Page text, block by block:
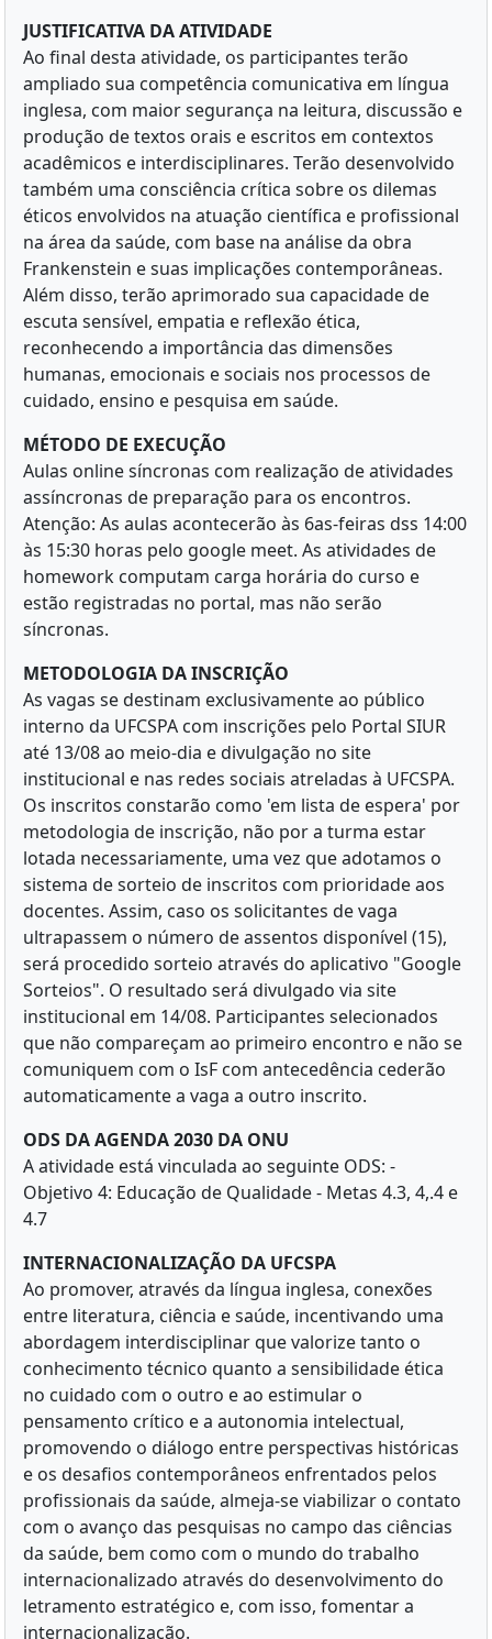
JUSTIFICATIVA DA ATIVIDADE
Ao final desta atividade, os participantes terão
ampliado sua competência comunicativa em língua
inglesa, com maior segurança na leitura, discussão e
produção de textos orais e escritos em contextos
acadêmicos e interdisciplinares. Terão desenvolvido
também uma consciência crítica sobre os dilemas
éticos envolvidos na atuação científica e profissional
na área da saúde, com base na análise da obra
Frankenstein e suas implicações contemporâneas.
Além disso, terão aprimorado sua capacidade de
escuta sensível, empatia e reflexão ética,
reconhecendo a importância das dimensões
humanas, emocionais e sociais nos processos de
cuidado, ensino e pesquisa em saúde.
MÉTODO DE EXECUÇÃO
Aulas online síncronas com realização de atividades
assíncronas de preparação para os encontros.
Atenção: As aulas acontecerão às 6as-feiras dss 14:00
às 15:30 horas pelo google meet. As atividades de
homework computam carga horária do curso e
estão registradas no portal, mas não serão
síncronas.
METODOLOGIA DA INSCRIÇÃO
As vagas se destinam exclusivamente ao público
interno da UFCSPA com inscrições pelo Portal SIUR
até 13/08 ao meio-dia e divulgação no site
institucional e nas redes sociais atreladas à UFCSPA.
Os inscritos constarão como 'em lista de espera' por
metodologia de inscrição, não por a turma estar
lotada necessariamente, uma vez que adotamos o
sistema de sorteio de inscritos com prioridade aos
docentes. Assim, caso os solicitantes de vaga
ultrapassem o número de assentos disponível (15),
será procedido sorteio através do aplicativo "Google
Sorteios". O resultado será divulgado via site
institucional em 14/08. Participantes selecionados
que não compareçam ao primeiro encontro e não se
comuniquem com o IsF com antecedência cederão
automaticamente a vaga a outro inscrito.
ODS DA AGENDA 2030 DA ONU
A atividade está vinculada ao seguinte ODS: -
Objetivo 4: Educação de Qualidade - Metas 4.3, 4,.4 e
4.7
INTERNACIONALIZAÇÃO DA UFCSPA
Ao promover, através da língua inglesa, conexões
entre literatura, ciência e saúde, incentivando uma
abordagem interdisciplinar que valorize tanto o
conhecimento técnico quanto a sensibilidade ética
no cuidado com o outro e ao estimular o
pensamento crítico e a autonomia intelectual,
promovendo o diálogo entre perspectivas históricas
e os desafios contemporâneos enfrentados pelos
profissionais da saúde, almeja-se viabilizar o contato
com o avanço das pesquisas no campo das ciências
da saúde, bem como com o mundo do trabalho
internacionalizado através do desenvolvimento do
letramento estratégico e, com isso, fomentar a
internacionalização.